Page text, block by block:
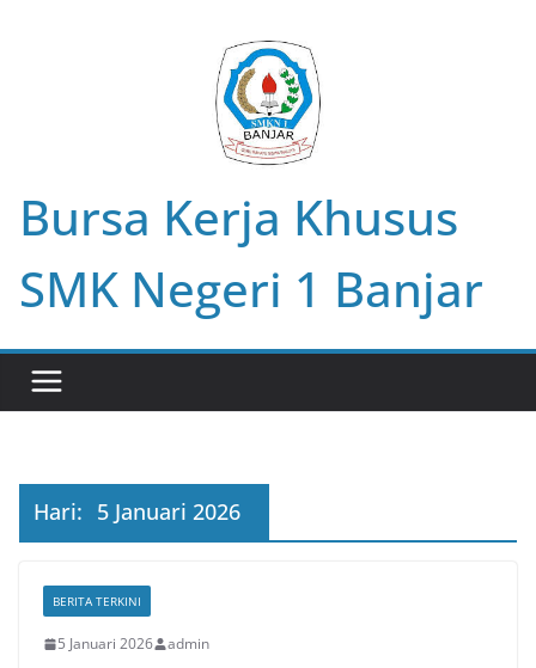
Bursa Kerja Khusus
SMK Negeri 1 Banjar
Hari: 5 Januari 2026
BERITA TERKINI
5 Januari 2026 admin